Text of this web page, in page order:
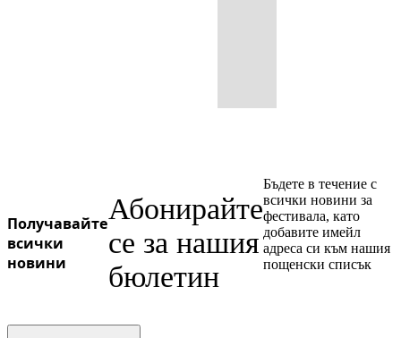
Получавайте
всички
новини
Абонирайте
се за нашия
бюлетин
Бъдете в течение с
всички новини за
фестивала, като
добавите имейл
адреса си към нашия
пощенски списък